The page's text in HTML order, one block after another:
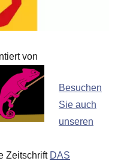
von
Besuchen
Sie auch
unseren
Zeitschrift DAS